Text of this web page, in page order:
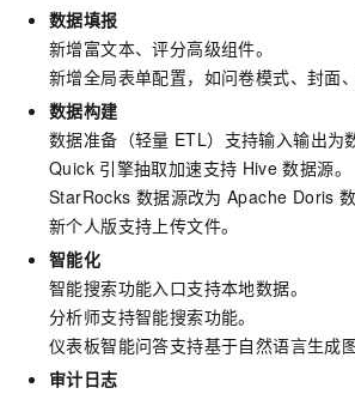
数据填报
新增富文本、评分高级组件。
新增全局表单配置，如问卷模式、封面、
数据构建
数据准备（轻量 ETL）支持输入输出为
Quick 引擎抽取加速支持 Hive 数据源。
StarRocks 数据源改为 Apache Doris
新个人版支持上传文件。
智能化
智能搜索功能入口支持本地数据。
分析师支持智能搜索功能。
仪表板智能问答支持基于自然语言生成图
审计日志